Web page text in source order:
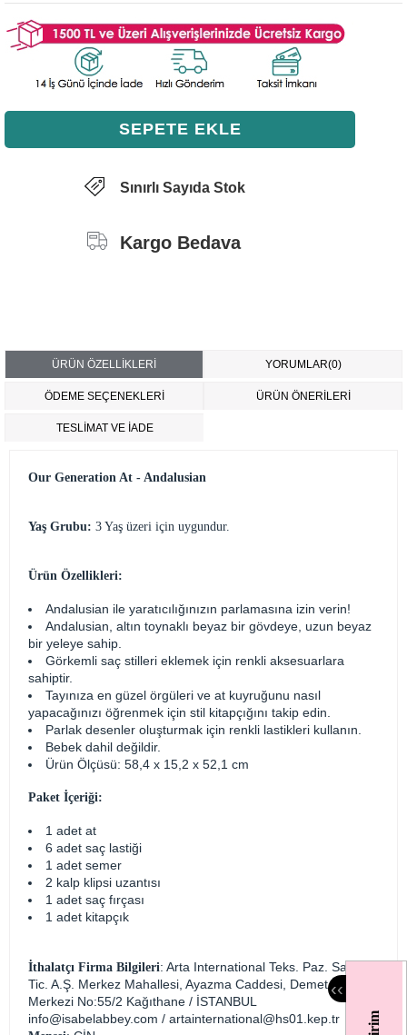
‹‹
Sınırlı Sayıda Stok
Kargo Bedava
ÜRÜN ÖZELLIKLERI YORUMLAR(0)
ÖDEME SEÇENEKLERI ÜRÜN ÖNERILERI
TESLİMAT VE İADE
Our Generation At - Andalusian
Yaş Grubu: 3 Yaş üzeri için uygundur.
Ürün Özellikleri:
Andalusian ile yaratıcılığınızın parlamasına izin verin!
Andalusian, altın toynaklı beyaz bir gövdeye, uzun beyaz
bir yeleye sahip.
Görkemli saç stilleri eklemek için renkli aksesuarlara
sahiptir.
Tayınıza en güzel örgüleri ve at kuyruğunu nasıl
yapacağınızı öğrenmek için stil kitapçığını takip edin.
Parlak desenler oluşturmak için renkli lastikleri kullanın.
Bebek dahil değildir.
Ürün Ölçüsü: 58,4 x 15,2 x 52,1 cm
Paket İçeriği:
1 adet at
6 adet saç lastiği
1 adet semer
2 kalp klipsi uzantısı
1 adet saç fırçası
1 adet kitapçık
İthalatçı Firma Bilgileri: Arta International Teks. Paz. San. Ve
Tic. A.Ş. Merkez Mahallesi, Ayazma Caddesi, Demet İş
Merkezi No:55/2 Kağıthane / İSTANBUL
info@isabelabbey.com / artainternational@hs01.kep.tr